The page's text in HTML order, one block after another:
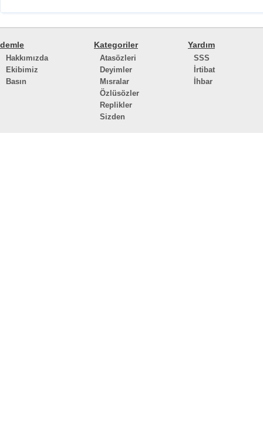
demle
Hakkımızda
Ekibimiz
Basın
Kategoriler
Atasözleri
Deyimler
Mısralar
Özlüsözler
Replikler
Sizden
Yardım
SSS
İrtibat
İhbar